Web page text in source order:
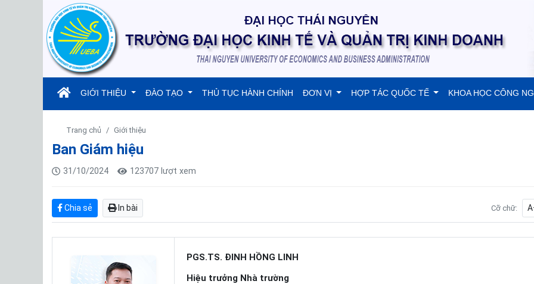
(current)
GIỚI THIỆU ĐÀO TẠO THỦ TỤC HÀNH CHÍNH ĐƠN VỊ HỢP TÁC QUỐC TẾ KHOA HỌC CÔNG
Trang chủ Giới thiệu
Ban Giám hiệu
31/10/2024 123707 lượt xem
Chia sẻ In bài Cỡ chữ:
PGS.TS. ĐINH HỒNG LINH
Hiệu trưởng Nhà trường